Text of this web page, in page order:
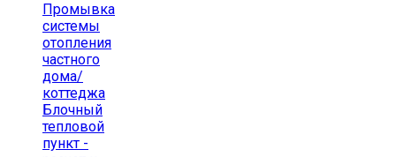
Промывка
системы
отопления
частного
дома/
коттеджа
Блочный
тепловой
пункт -